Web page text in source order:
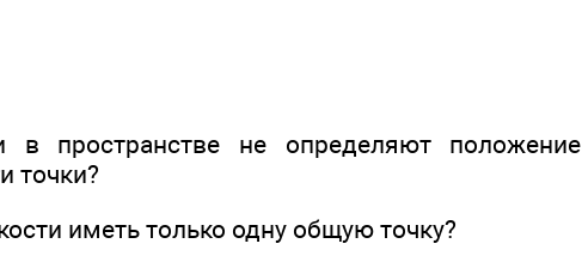
пространстве не определяют положение
точки?
иметь только одну общую точку?